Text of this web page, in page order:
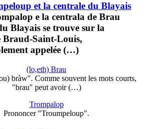
et la centrale du Blayais
e la centrala de Brau
Blayais se trouve sur la
Braud-Saint-Louis,
appelée (…)
(lo,eth) Brau
bràw". Comme souvent les mots courts,
"brau" peut avoir (…)
Trompalop
Prononcer "Troumpeloup".